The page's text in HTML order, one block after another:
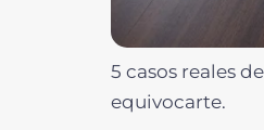
5 casos reales
equivocarte.